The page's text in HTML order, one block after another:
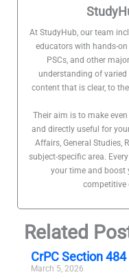
At StudyHub, our team
educators with hands-on
PSCs, and other
understanding of
content that is clear, to
Their aim is to make
and directly useful for
Affairs, General Studies,
subject-specific area.
your time and boost
competitive
Related
CrPC Section 484
March 5, 2026